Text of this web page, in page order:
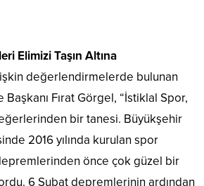
Elimizi Taşın Altına
değerlendirmelerde bulunan
Fırat Görgel, “İstiklal Spor,
bir tanesi. Büyükşehir
2016 yılında kurulan spor
önce çok güzel bir
6 Şubat depremlerinin ardından